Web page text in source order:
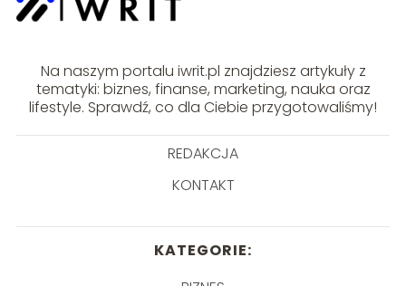
Na naszym portalu iwrit.pl znajdziesz artykuły z
tematyki: biznes, finanse, marketing, nauka oraz
lifestyle. Sprawdź, co dla Ciebie przygotowaliśmy!
REDAKCJA
KONTAKT
KATEGORIE: